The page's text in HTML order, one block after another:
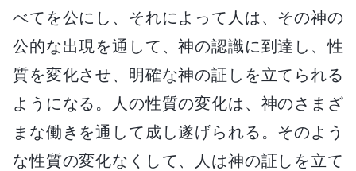
べてを公にし、それによって人は、その神の
公的な出現を通して、神の認識に到達し、性
質を変化させ、明確な神の証しを立てられる
ようになる。人の性質の変化は、神のさまざ
まな働きを通して成し遂げられる。そのよう
な性質の変化なくして、人は神の証しを立て